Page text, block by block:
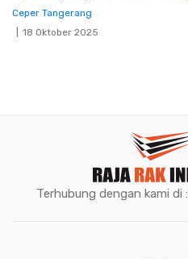
Ceper Tangerang
18 Oktober 2025
Terhubung dengan kami di :